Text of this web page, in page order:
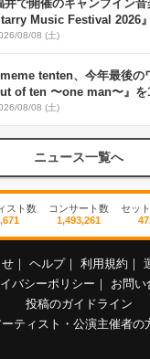
井で開催のキャンプイン
Music Festival 2026
DO、かりゆし58
08/08 (土)
tenten、今年最後の
of ten 〜one man〜』を
08/08 (土)
ニュース一覧へ
スト数
コンサート数
1,493,261
セッ
せ ｜ ヘルプ｜ 利用規約 ｜
バシーポリシー ｜
お問い
投稿のガイドライン
ーティスト・公演主催者の